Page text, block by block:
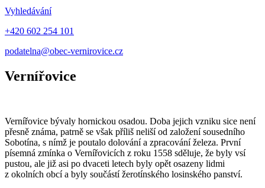
Vyhledávání
+420 602 254 101
podatelna@obec-vernirovice.cz
Vernířovice
Vernířovice bývaly hornickou osadou. Doba jejich vzniku sice není
přesně známa, patrně se však příliš neliší od založení sousedního
Sobotína, s nímž je poutalo dolování a zpracování železa. První
písemná zmínka o Vernířovicích z roku 1558 sděluje, že byly vsí
pustou, ale již asi po dvaceti letech byly opět osazeny lidmi
z okolních obcí a byly součástí žerotínského losinského panství.